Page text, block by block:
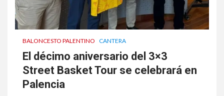
BALONCESTO PALENTINO CANTERA
El décimo aniversario del 3×3
Street Basket Tour se celebrará en
Palencia